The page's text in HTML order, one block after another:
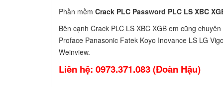
Phần mềm Crack PLC Password PLC LS XBC
Bên cạnh Crack PLC LS XBC XGB em cũng chuyên
Proface Panasonic Fatek Koyo Inovance LS LG
Weinview.
Liên hệ: 0973.371.083 (Đoàn Hậu)